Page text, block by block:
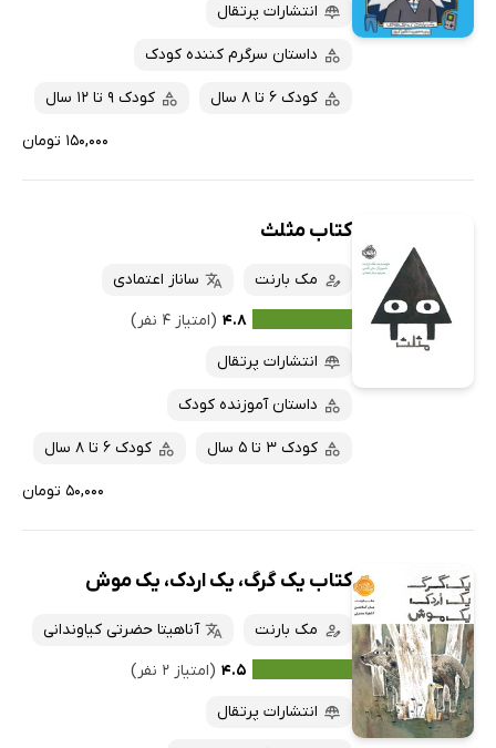
انتشارات پرتقال
داستان سرگرم کننده کودک
کودک 6 تا 8 سال کودک 9 تا 12 سال
۱۵۰,۰۰۰ تومان
کتاب مثلث
مک بارنت
ساناز اعتمادی
۴.۸ (امتیاز ۴ نفر)
انتشارات پرتقال
داستان آموزنده کودک
کودک 3 تا 5 سال کودک 6 تا 8 سال
۵۰,۰۰۰ تومان
کتاب یک گرگ، یک اردک، یک موش
مک بارنت
آناهیتا حضرتی کیاوندانی
۴.۵ (امتیاز ۲ نفر)
انتشارات پرتقال